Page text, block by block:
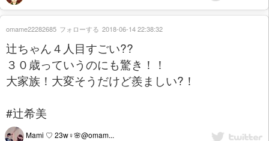
辻ちゃん４人目すごい??
３０歳っていうのにも驚き！！
大家族！大変そうだけど羨ましい?！
#辻希美
Mami ♡ 23w♀🌸@omam...
omame22282685 フォローする 2018-06-14 22:38:32